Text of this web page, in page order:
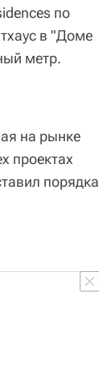
по
в "Доме
метр.
на рынке
проектах
порядка